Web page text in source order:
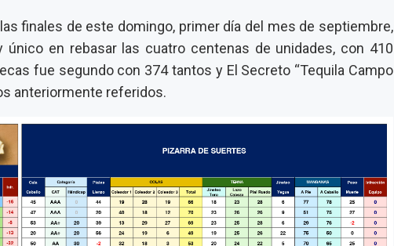
finales de este domingo, primer día del mes de septiembre,
único en rebasar las cuatro centenas de unidades, con 410
fue segundo con 374 tantos y El Secreto “Tequila Campo
anteriormente referidos.